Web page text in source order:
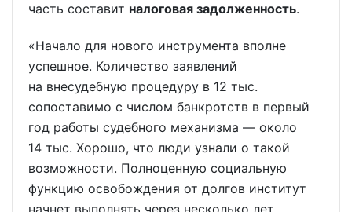
часть составит налоговая задолженность.
«Начало для нового инструмента вполне
успешное. Количество заявлений
на внесудебную процедуру в 12 тыс.
сопоставимо с числом банкротств в первый
год работы судебного механизма — около
14 тыс. Хорошо, что люди узнали о такой
возможности. Полноценную социальную
функцию освобождения от долгов институт
начнет выполнять через несколько лет,